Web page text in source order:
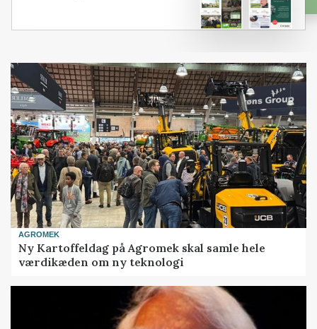
AGROMEK
Ny Kartoffeldag på Agromek skal samle hele
værdikæden om ny teknologi